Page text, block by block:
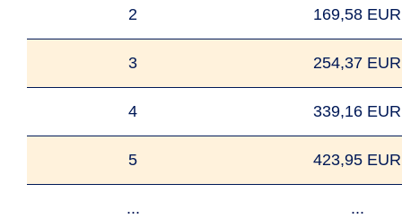
2 169,58 EUR
3 254,37 EUR
4 339,16 EUR
5 423,95 EUR
... ...